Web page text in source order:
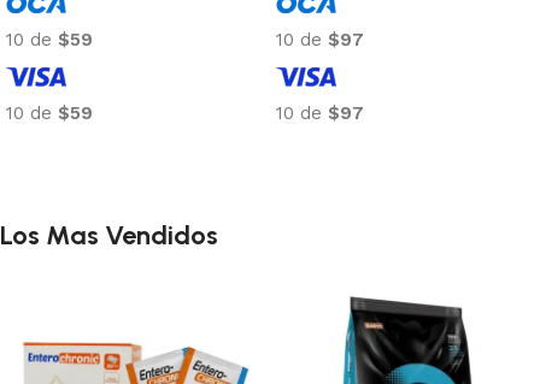
10 de $59
10 de $59
10 de $97
10 de $97
Los Mas Vendidos